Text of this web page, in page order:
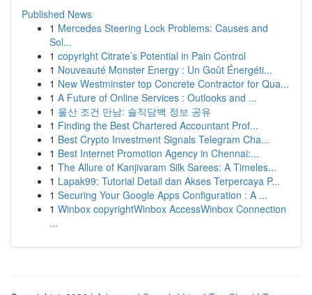
Published News
1 Mercedes Steering Lock Problems: Causes and
Sol...
1 copyright Citrate’s Potential in Pain Control
1 Nouveauté Monster Energy : Un Goût Énergéti...
1 New Westminster top Concrete Contractor for Qua...
1 A Future of Online Services : Outlooks and ...
1 울산 조건 만남: 솔직담백 정보 공유
1 Finding the Best Chartered Accountant Prof...
1 Best Crypto Investment Signals Telegram Cha...
1 Best Internet Promotion Agency in Chennai:...
1 The Allure of Kanjivaram Silk Sarees: A Timeles...
1 Lapak99: Tutorial Detail dan Akses Terpercaya P...
1 Securing Your Google Apps Configuration : A ...
1 Winbox copyrightWinbox AccessWinbox Connection
...